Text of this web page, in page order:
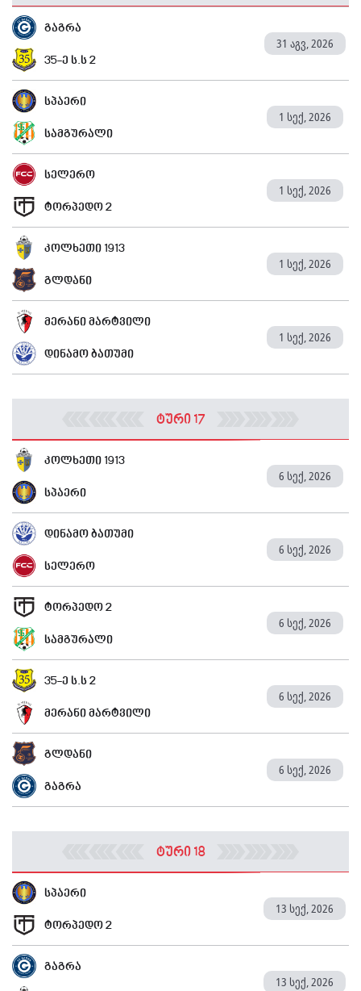
გაგრა
31 აგვ, 2026
35-ე ს.ს 2
სპაერი
1 სექ, 2026
სამგურალი
სელერო
1 სექ, 2026
ტორპედო 2
კოლხეთი 1913
1 სექ, 2026
გლდანი
მერანი მარტვილი
1 სექ, 2026
დინამო ბათუმი
ტური 17
კოლხეთი 1913
6 სექ, 2026
სპაერი
დინამო ბათუმი
6 სექ, 2026
სელერო
ტორპედო 2
6 სექ, 2026
სამგურალი
35-ე ს.ს 2
6 სექ, 2026
მერანი მარტვილი
გლდანი
6 სექ, 2026
გაგრა
ტური 18
სპაერი
13 სექ, 2026
ტორპედო 2
გაგრა
13 სექ, 2026